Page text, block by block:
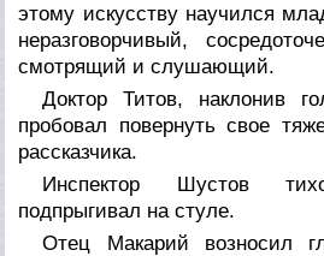
этому искусству научился
неразговорчивый,
смотрящий и слушающий.
Доктор Титов, наклонив
пробовал повернуть свое
рассказчика.
Инспектор Шустов
подпрыгивал на стуле.
Отец Макарий возносил